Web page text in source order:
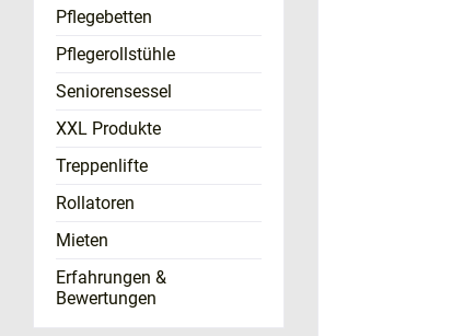
Pflegebetten
Pflegerollstühle
Seniorensessel
XXL Produkte
Treppenlifte
Rollatoren
Mieten
Erfahrungen &
Bewertungen